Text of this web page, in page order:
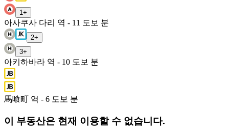
1 +
아사쿠사 다리 역 - 11 도보 분
2+
3+
아키하바라 역 - 10 도보 분
馬喰町 역 - 6 도보 분
이 부동산은 현재 이용할 수 없습니다.